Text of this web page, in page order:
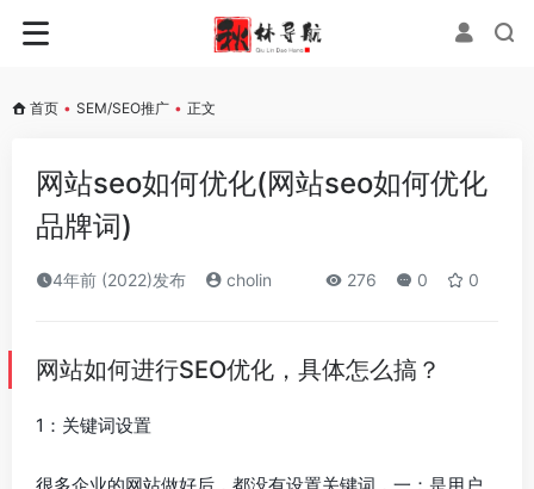
首页 • SEM/SEO推广 • 正文
网站seo如何优化(网站seo如何优化
品牌词)
4年前 (2022)发布 cholin 276 0 0
网站如何进行SEO优化，具体怎么搞？
1：关键词设置